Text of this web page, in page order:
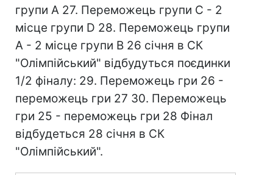
групи А 27. Переможець групи С - 2
місце групи D 28. Переможець групи
А - 2 місце групи В 26 січня в СК
"Олімпійський" відбудуться поєдинки
1/2 фіналу: 29. Переможець гри 26 -
переможець гри 27 30. Переможець
гри 25 - переможець гри 28 Фінал
відбудеться 28 січня в СК
"Олімпійський".